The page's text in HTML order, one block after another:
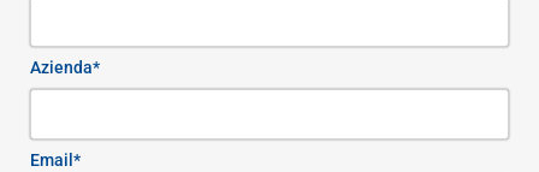
Azienda*
Email*